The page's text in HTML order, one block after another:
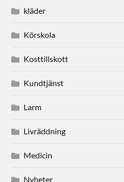
kläder
Körskola
Kosttillskott
Kundtjänst
Larm
Livräddning
Medicin
Nyheter